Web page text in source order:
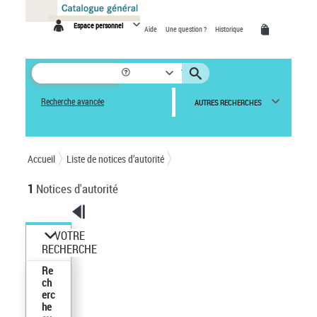
Espace personnel Aide Une question ? Historique
Recherche avancée AUTRES RECHERCHES
Accueil Liste de notices d’autorité
1 Notices d'autorité
VOTRE
RECHERCHE
Re
ch
erc
he